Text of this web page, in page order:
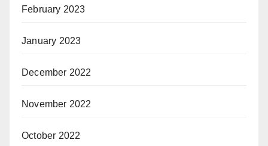
February 2023
January 2023
December 2022
November 2022
October 2022